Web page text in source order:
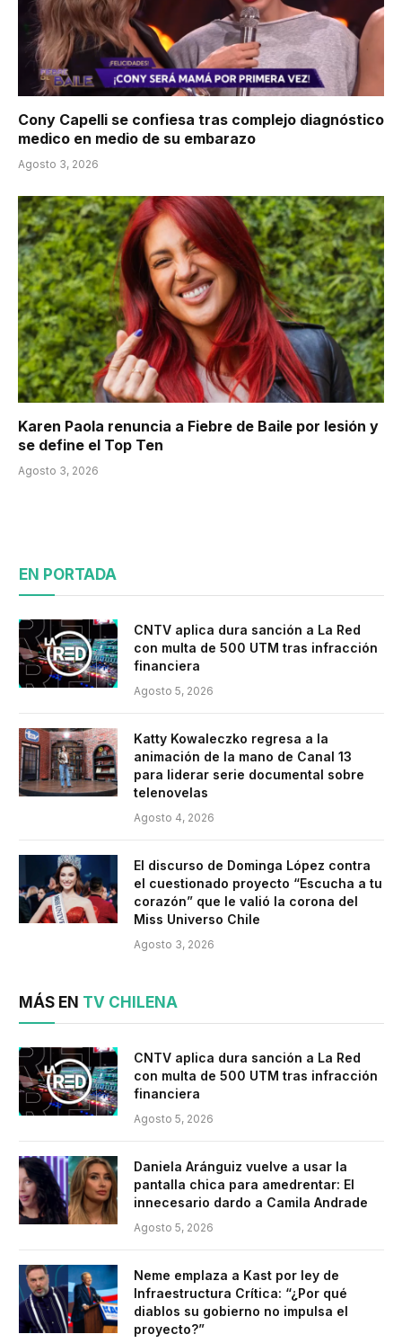
Cony Capelli se confiesa tras complejo diagnóstico
medico en medio de su embarazo
Agosto 3, 2026
Karen Paola renuncia a Fiebre de Baile por lesión y
se define el Top Ten
Agosto 3, 2026
EN PORTADA
CNTV aplica dura sanción a La Red
con multa de 500 UTM tras infracción
financiera
Agosto 5, 2026
Katty Kowaleczko regresa a la
animación de la mano de Canal 13
para liderar serie documental sobre
telenovelas
Agosto 4, 2026
El discurso de Dominga López contra
el cuestionado proyecto “Escucha a tu
corazón” que le valió la corona del
Miss Universo Chile
Agosto 3, 2026
MÁS EN TV CHILENA
CNTV aplica dura sanción a La Red
con multa de 500 UTM tras infracción
financiera
Agosto 5, 2026
Daniela Aránguiz vuelve a usar la
pantalla chica para amedrentar: El
innecesario dardo a Camila Andrade
Agosto 5, 2026
Neme emplaza a Kast por ley de
Infraestructura Crítica: “¿Por qué
diablos su gobierno no impulsa el
proyecto?”